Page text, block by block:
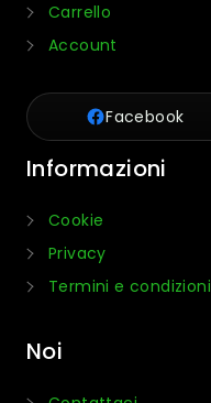
Carrello
Account
Facebook
Informazioni
Cookie
Privacy
Termini e condizioni
Noi